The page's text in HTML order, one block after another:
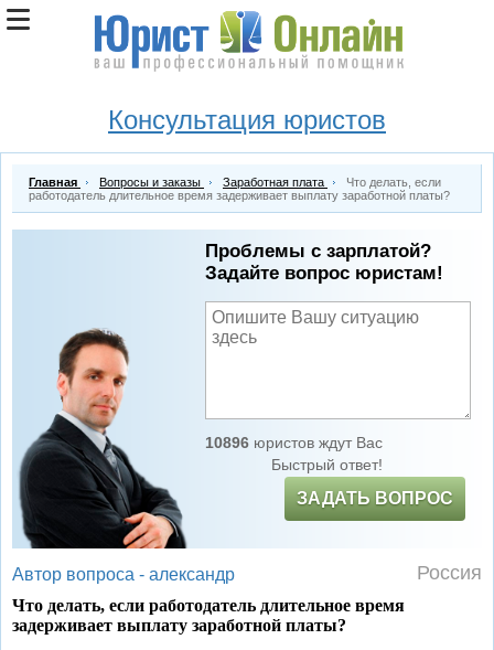
Консультация юристов
Главная Вопросы и заказы Заработная плата
Что делать, если
работодатель длительное время задерживает выплату заработной платы?
Проблемы с зарплатой?
Задайте вопрос юристам!
10896юристов ждут Вас
Быстрый ответ!
ЗАДАТЬ ВОПРОС
Автор вопроса - александр Россия
Что делать, если работодатель длительное время
задерживает выплату заработной платы?